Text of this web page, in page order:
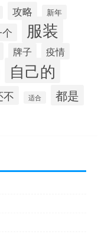
攻略 新年
服装
牌子 疫情
自己的
不 适合 都是